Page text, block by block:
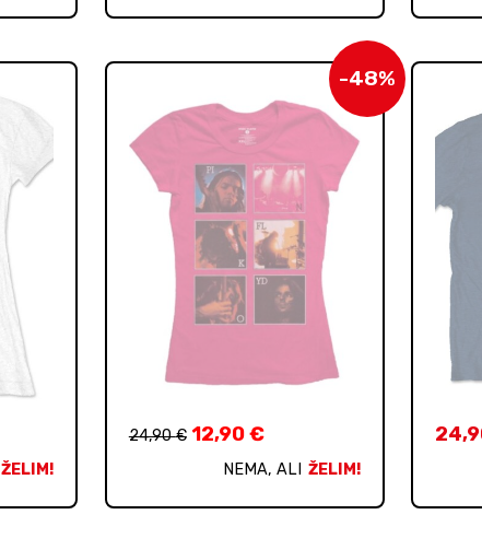
ŽELIM!
-48%
24,90€ 12,90€
NEMA, ALI ŽELIM!